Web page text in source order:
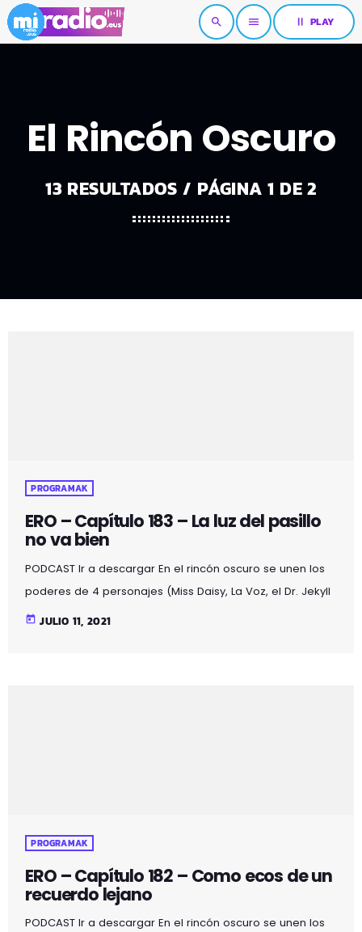
search menu pause PLAY
El Rincón Oscuro
13 RESULTADOS / PÁGINA 1 DE 2
PROGRAMAK
ERO – Capítulo 183 – La luz del pasillo
no va bien
PODCAST Ir a descargar En el rincón oscuro se unen los
poderes de 4 personajes (Miss Daisy, La Voz, el Dr. Jekyll
y Mr. Hyde) obteniendo un resultado mágico lleno de:
today JULIO 11, 2021
PROGRAMAK
ERO – Capítulo 182 – Como ecos de un
recuerdo lejano
PODCAST Ir a descargar En el rincón oscuro se unen los